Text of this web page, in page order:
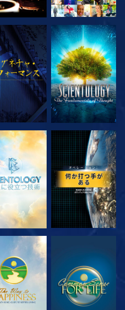
観る シリーズを探求
ーズを探求 観る
観る 観る